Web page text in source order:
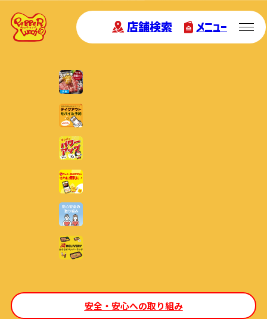
店舗検索 メニュー
安全・安心への取り組み